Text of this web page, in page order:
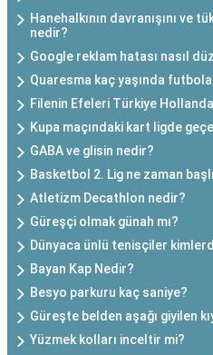
Hanehalkının davranışını ve
nedir?
Google reklam hatası nasıl
Quaresma kaç yaşında futbola
Filenin Efeleri Türkiye
Kupa maçındaki kart ligde
GABA ve glisin nedir?
Basketbol 2. Lig ne zaman
Atletizm Decathlon nedir?
Güreşçi olmak günah mı?
Dünyaca ünlü tenisçiler
Bayan Kap Nedir?
Besyo parkuru kaç saniye?
Güreşte belden aşağı giyilen
Yüzmek kolları inceltir mi?